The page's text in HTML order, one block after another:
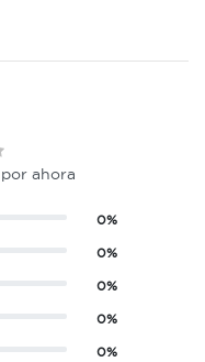
ahora
0%
0%
0%
0%
0%